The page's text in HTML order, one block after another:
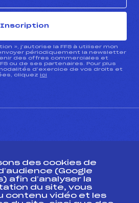
Inscription
», j’autorise la FFS à utiliser mon
périodiquement la newsletter
des offres commerciales et
ou de ses partenaires. Pour plus
d’exercice de vos droits et
cliquez ici
des cookies de
(Google
afin d’analyser la
du site, vous
contenu vidéo et les